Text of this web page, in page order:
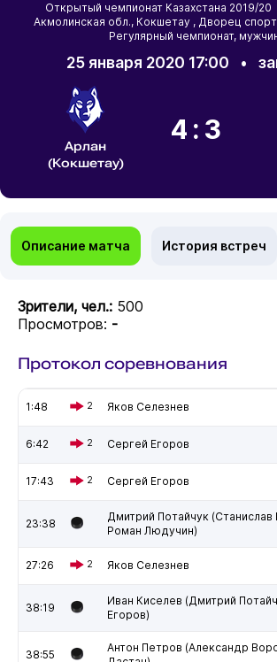
Открытый чемпионат Казахстана 2019/
Акмолинская обл., Кокшетау , Дворец
Регулярный чемпионат,
25 января 2020 17:00 •
Арлан
(Кокшетау)
4:3
Описание матча История встреч
Зрители, чел.: 500
Просмотров: -
Протокол соревнования
1:48 2 Яков Селезнев
6:42 2 Сергей Егоров
17:43 2 Сергей Егоров
23:38
Дмитрий Потайчук (Станислав
Роман Людучин)
27:26 2 Яков Селезнев
38:19
Иван Киселев (Дмитрий
Егоров)
38:55
Антон Петров (Александр